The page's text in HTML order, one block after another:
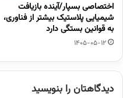
اختصاصی بسپار/آینده بازیافت
شیمیایی پلاستیک بیشتر از فناوری،
به قوانین بستگی دارد
1405-05-12
دیدگاهتان را بنویسید